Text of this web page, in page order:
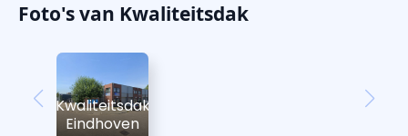
Foto's van Kwaliteitsdak
Kwaliteitsdak
Eindhoven